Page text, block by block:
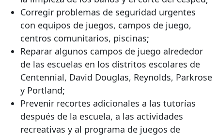
Corregir problemas de seguridad urgentes
con equipos de juegos, campos de juego,
centros comunitarios, piscinas;
Reparar algunos campos de juego alrededor
de las escuelas en los distritos escolares de
Centennial, David Douglas, Reynolds, Parkrose
y Portland;
Prevenir recortes adicionales a las tutorías
después de la escuela, a las actividades
recreativas y al programa de juegos de